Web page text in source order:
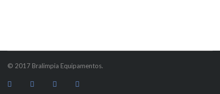
© 2017 Bralimpia Equipamentos.